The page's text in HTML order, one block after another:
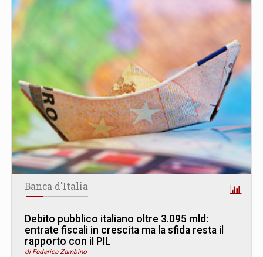
Banca d'Italia
Debito pubblico italiano oltre 3.095 mld:
entrate fiscali in crescita ma la sfida resta il
rapporto con il PIL
di Federica Zambino